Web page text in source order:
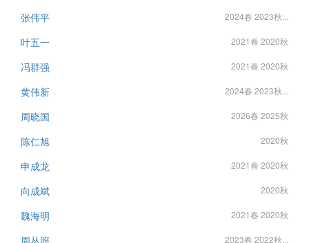
张伟平 2024春 2023秋...
叶五一 2021春 2020秋
冯群强 2021春 2020秋
黄伟新 2024春 2023秋...
周晓国 2026春 2025秋
陈仁旭 2020秋
申成龙 2021春 2020秋
向成斌 2020秋
魏海明 2021春 2020秋
周丛照 2023春 2022秋...